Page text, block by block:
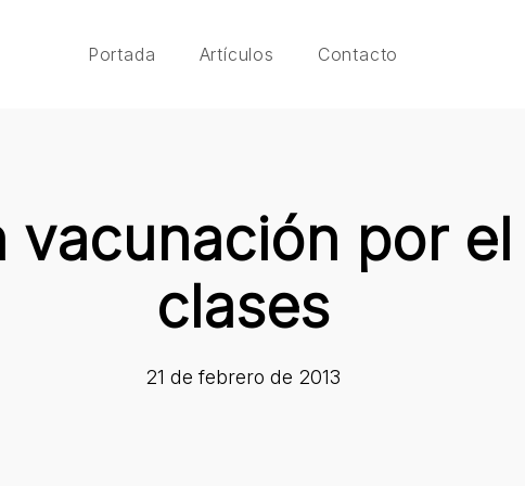
Portada Artículos Contacto
vacunación por
clases
21 de febrero de 2013